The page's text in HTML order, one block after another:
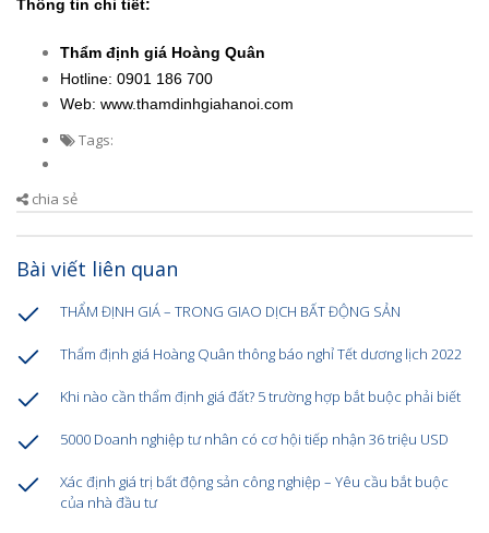
Thông tin chi tiết:
Thẩm định giá Hoàng Quân
Hotline: 0901 186 700
Web: www.thamdinhgiahanoi.com
Tags:
chia sẻ
Bài viết liên quan
THẨM ĐỊNH GIÁ – TRONG GIAO DỊCH BẤT ĐỘNG SẢN
Thẩm định giá Hoàng Quân thông báo nghỉ Tết dương lịch 2022
Khi nào cần thẩm định giá đất? 5 trường hợp bắt buộc phải biết
5000 Doanh nghiệp tư nhân có cơ hội tiếp nhận 36 triệu USD
Xác định giá trị bất động sản công nghiệp – Yêu cầu bắt buộc
của nhà đầu tư